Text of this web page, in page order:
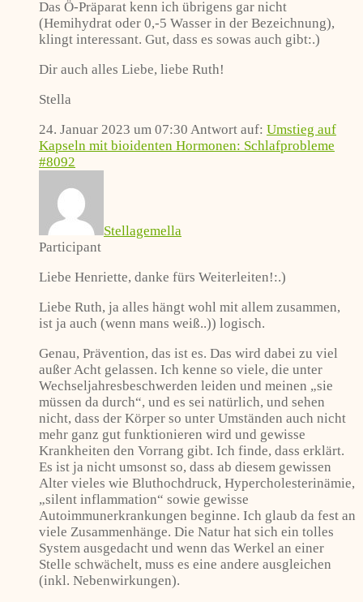
Das Ö-Präparat kenn ich übrigens gar nicht
(Hemihydrat oder 0,-5 Wasser in der Bezeichnung),
klingt interessant. Gut, dass es sowas auch gibt:.)
Dir auch alles Liebe, liebe Ruth!
Stella
24. Januar 2023 um 07:30 Antwort auf: Umstieg auf
Kapseln mit bioidenten Hormonen: Schlafprobleme
#8092
Stellagemella
Participant
Liebe Henriette, danke fürs Weiterleiten!:.)
Liebe Ruth, ja alles hängt wohl mit allem zusammen,
ist ja auch (wenn mans weiß..)) logisch.
Genau, Prävention, das ist es. Das wird dabei zu viel
außer Acht gelassen. Ich kenne so viele, die unter
Wechseljahresbeschwerden leiden und meinen „sie
müssen da durch“, und es sei natürlich, und sehen
nicht, dass der Körper so unter Umständen auch nicht
mehr ganz gut funktionieren wird und gewisse
Krankheiten den Vorrang gibt. Ich finde, dass erklärt.
Es ist ja nicht umsonst so, dass ab diesem gewissen
Alter vieles wie Bluthochdruck, Hypercholesterinämie,
„silent inflammation“ sowie gewisse
Autoimmunerkrankungen beginne. Ich glaub da fest an
viele Zusammenhänge. Die Natur hat sich ein tolles
System ausgedacht und wenn das Werkel an einer
Stelle schwächelt, muss es eine andere ausgleichen
(inkl. Nebenwirkungen).